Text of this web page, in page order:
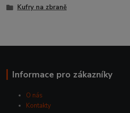
Kufry na zbraně
Informace pro zákazníky
O nás
Kontakty